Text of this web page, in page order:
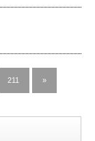
211 »